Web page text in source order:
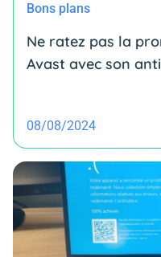
Bons plans
Ne ratez pas la
Avast avec son
08/08/2024